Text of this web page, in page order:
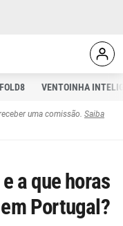
VENTOINHA
uma comissão. Saiba
a que horas
Portugal?